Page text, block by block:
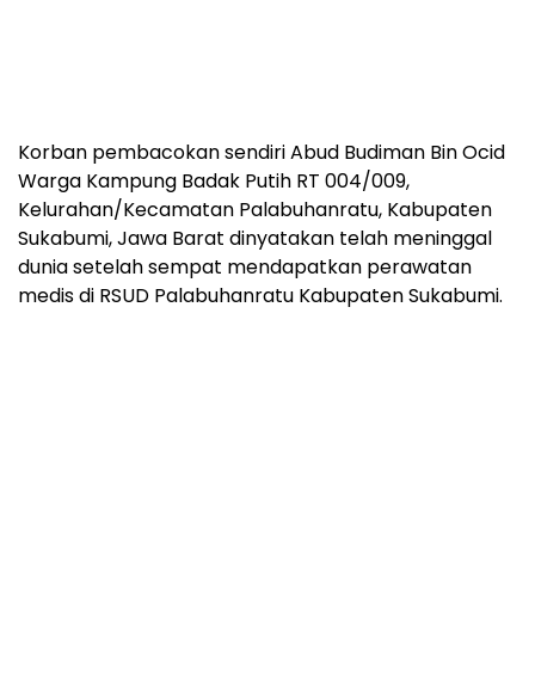
Korban pembacokan sendiri Abud Budiman Bin Ocid
Warga Kampung Badak Putih RT 004/009,
Kelurahan/Kecamatan Palabuhanratu, Kabupaten
Sukabumi, Jawa Barat dinyatakan telah meninggal
dunia setelah sempat mendapatkan perawatan
medis di RSUD Palabuhanratu Kabupaten Sukabumi.